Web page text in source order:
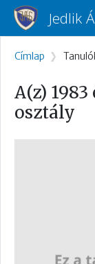
Ugrás a tartalomra
Jedlik
Morzsa
Címlap
A(z)
osztály